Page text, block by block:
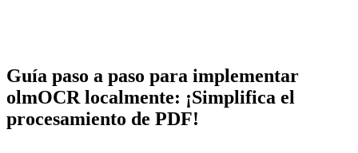
Guía paso a paso para implementar
olmOCR localmente: ¡Simplifica el
procesamiento de PDF!